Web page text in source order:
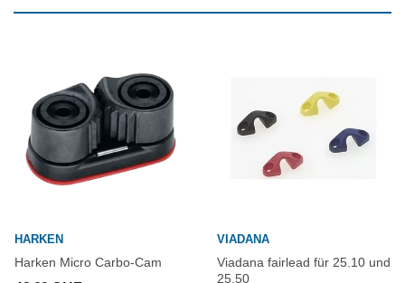
HARKEN
Harken Micro Carbo-Cam
VIADANA
Viadana fairlead für 25.10 und
25.50